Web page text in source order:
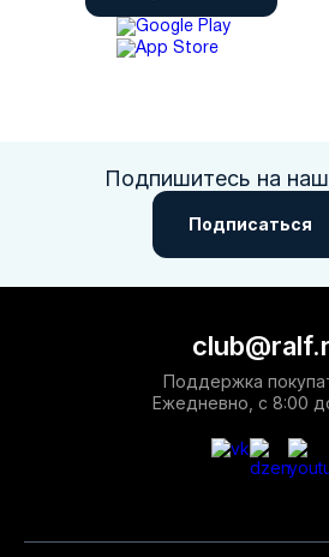
Подпишитесь на
Подписаться
Поддержка
Ежедневно, с 8:00